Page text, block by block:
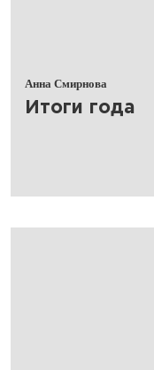
Анна Смирнова
​Итоги года